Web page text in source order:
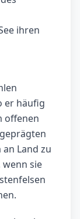
ihren
er häufig
offenen
Land zu
sie